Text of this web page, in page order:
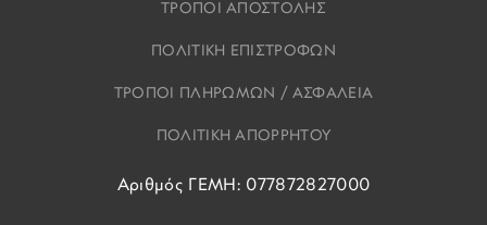
ΤΡΟΠΟΙ ΑΠΟΣΤΟΛΗΣ
ΠΟΛΙΤΙΚΗ ΕΠΙΣΤΡΟΦΩΝ
ΤΡΟΠΟΙ ΠΛΗΡΩΜΩΝ / ΑΣΦΑΛΕΙΑ
ΠΟΛΙΤΙΚΗ ΑΠΟΡΡΗΤΟΥ
Αριθμός ΓΕΜΗ: 077872827000